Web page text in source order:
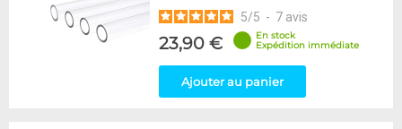
5/5 - 7 avis
23,90 €
En stock
Expédition immédiate
Ajouter au panier